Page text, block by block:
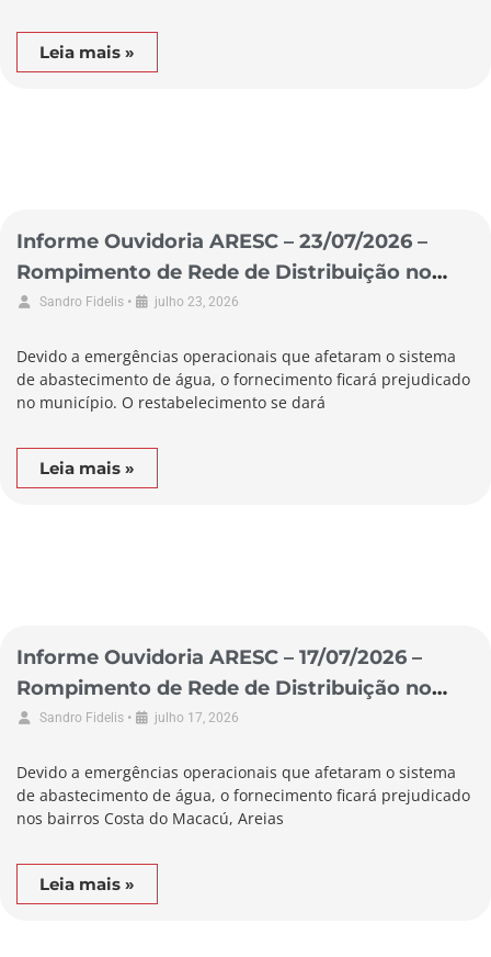
Leia mais »
Informe Ouvidoria ARESC – 23/07/2026 –
Rompimento de Rede de Distribuição no
Município de São Lourenço do Oeste
Sandro Fidelis • julho 23, 2026
Devido a emergências operacionais que afetaram o sistema
de abastecimento de água, o fornecimento ficará prejudicado
no município. O restabelecimento se dará
Leia mais »
Informe Ouvidoria ARESC – 17/07/2026 –
Rompimento de Rede de Distribuição no
Município de Garopaba
Sandro Fidelis • julho 17, 2026
Devido a emergências operacionais que afetaram o sistema
de abastecimento de água, o fornecimento ficará prejudicado
nos bairros Costa do Macacú, Areias
Leia mais »